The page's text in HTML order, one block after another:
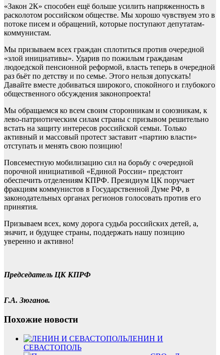
«Закон 2К» способен ещё больше усилить напряженность в
расколотом российском обществе. Мы хорошо чувствуем это в
потоке писем и обращений, которые поступают депутатам-
коммунистам.
Мы призываем всех граждан сплотиться против очередной
«злой инициативы». Ударив по пожилым гражданам
людоедской пенсионной реформой, власть теперь в очередной
раз бьёт по детству и по семье. Этого нельзя допускать!
Давайте вместе добиваться широкого, спокойного и глубокого
общественного обсуждения законопроекта!
Мы обращаемся ко всем своим сторонникам и союзникам, к
лево-патриотическим силам страны с призывом решительно
встать на защиту интересов российской семьи. Только
активный и массовый протест заставит «партию власти»
отступать и менять свою позицию!
Повсеместную мобилизацию сил на борьбу с очередной
порочной инициативой «Единой России» предстоит
обеспечить отделениям КПРФ. Президиум ЦК поручает
фракциям коммунистов в Государственной Думе РФ, в
законодательных органах регионов голосовать против его
принятия.
Призываем всех, кому дорога судьба российских детей, а,
значит, и будущее страны, поддержать нашу позицию
уверенно и активно!
Председатель ЦК КПРФ
Г.А. Зюганов.
Похожие новости
ЛЕНИН И
СЕВАСТОПОЛЬ